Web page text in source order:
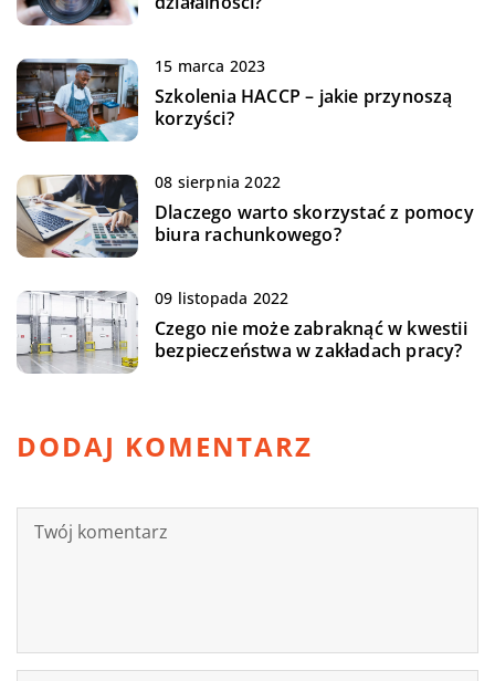
15 marca 2023
Szkolenia HACCP – jakie przynoszą
korzyści?
08 sierpnia 2022
Dlaczego warto skorzystać z pomocy
biura rachunkowego?
09 listopada 2022
Czego nie może zabraknąć w kwestii
bezpieczeństwa w zakładach pracy?
DODAJ KOMENTARZ